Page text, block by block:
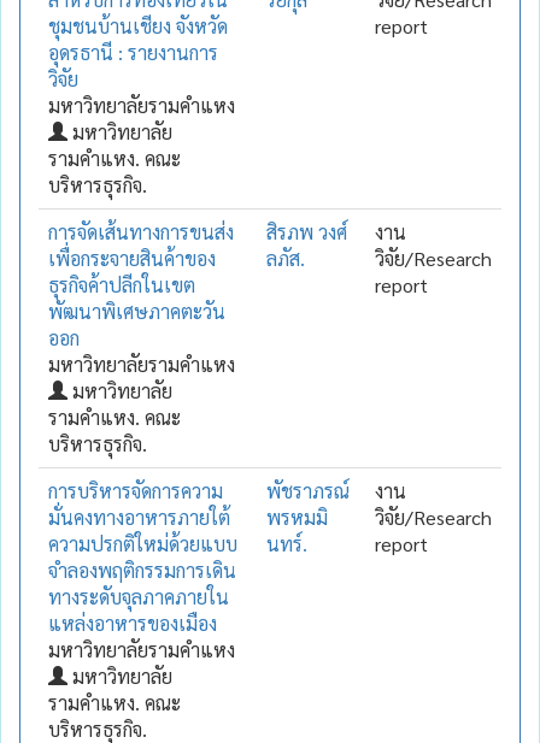
ชุมชนบ้านเชียง จังหวัด
อุดรธานี : รายงานการ
วิจัย
มหาวิทยาลัยรามคำแหง
มหาวิทยาลัย
รามคำแหง. คณะ
บริหารธุรกิจ.
report
การจัดเส้นทางการขนส่ง
เพื่อกระจายสินค้าของ
ธุรกิจค้าปลีกในเขต
พัฒนาพิเศษภาคตะวัน
ออก
มหาวิทยาลัยรามคำแหง
มหาวิทยาลัย
รามคำแหง. คณะ
บริหารธุรกิจ.
สิรภพ วงศ์
ลภัส.
งาน
วิจัย/Research
report
การบริหารจัดการความ
มั่นคงทางอาหารภายใต้
ความปรกติใหม่ด้วยแบบ
จำลองพฤติกรรมการเดิน
ทางระดับจุลภาคภายใน
แหล่งอาหารของเมือง
มหาวิทยาลัยรามคำแหง
มหาวิทยาลัย
รามคำแหง. คณะ
บริหารธุรกิจ.
พัชราภรณ์
พรหมมิ
นทร์.
งาน
วิจัย/Research
report